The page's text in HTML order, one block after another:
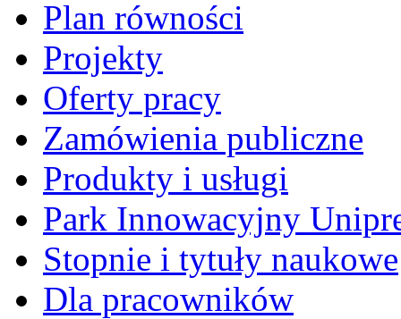
Plan równości
Projekty
Oferty pracy
Zamówienia publiczne
Produkty i usługi
Park Innowacyjny
Stopnie i tytuły naukowe
Dla pracowników